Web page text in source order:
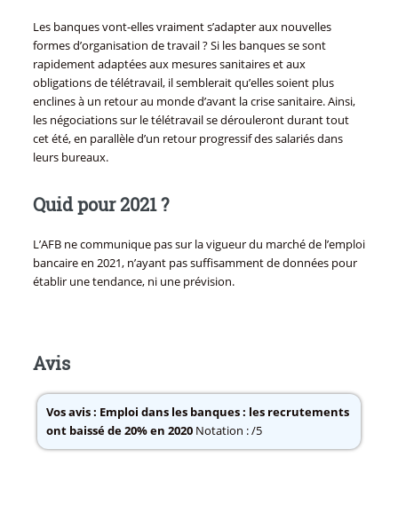
Les banques vont-elles vraiment s’adapter aux nouvelles
formes d’organisation de travail ? Si les banques se sont
rapidement adaptées aux mesures sanitaires et aux
obligations de télétravail, il semblerait qu’elles soient plus
enclines à un retour au monde d’avant la crise sanitaire. Ainsi,
les négociations sur le télétravail se dérouleront durant tout
cet été, en parallèle d’un retour progressif des salariés dans
leurs bureaux.
Quid pour 2021 ?
L’AFB ne communique pas sur la vigueur du marché de l’emploi
bancaire en 2021, n’ayant pas suffisamment de données pour
établir une tendance, ni une prévision.
Avis
Vos avis : Emploi dans les banques : les recrutements
ont baissé de 20% en 2020Notation : /5